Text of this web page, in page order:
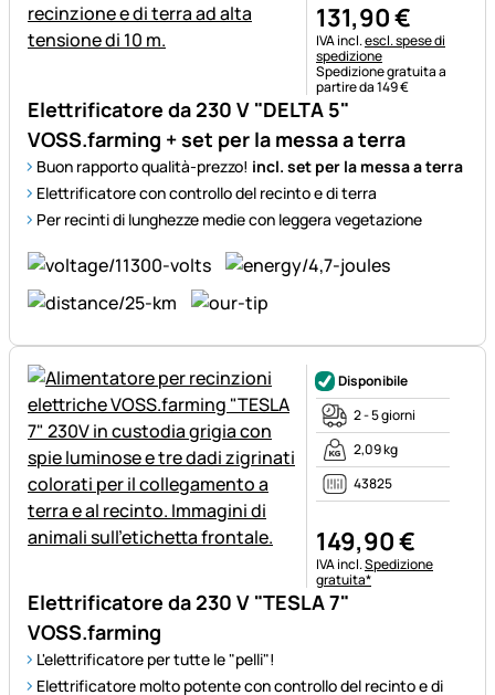
Elettrificatore da 230 V "DELTA 5"
VOSS.farming + set per la messa a terra
Buon rapporto qualità-prezzo! incl. set per la messa a terra
Elettrificatore con controllo del recinto e di terra
Per recinti di lunghezze medie con leggera vegetazione
131,90€
Informazioni fiscali:
IVA incl.escl. spese di
spedizione
Spedizione gratuita a
partire da 149 €
Elettrificatore da 230 V "TESLA 7"
VOSS.farming
L'elettrificatore per tutte le "pelli"!
Elettrificatore molto potente con controllo del recinto e di
Disponibile
2 - 5 giorni
2,09 kg
43825
149,90€
Informazioni fiscali:
IVA incl.Spedizione
gratuita*